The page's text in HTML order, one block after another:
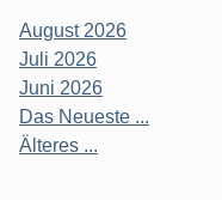
August 2026
Juli 2026
Juni 2026
Das Neueste ...
Älteres ...